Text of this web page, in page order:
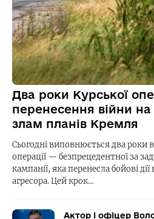
Два роки Курської
перенесення війни
злам планів Кремля
Сьогодні виповнюється два роки
операції — безпрецедентної за
кампанії, яка перенесла бойові
агресора. Цей крок…
Актор і офіцер